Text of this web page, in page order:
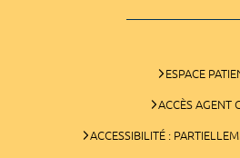
ESPACE
ACCÈS AGENT
ACCESSIBILITÉ :